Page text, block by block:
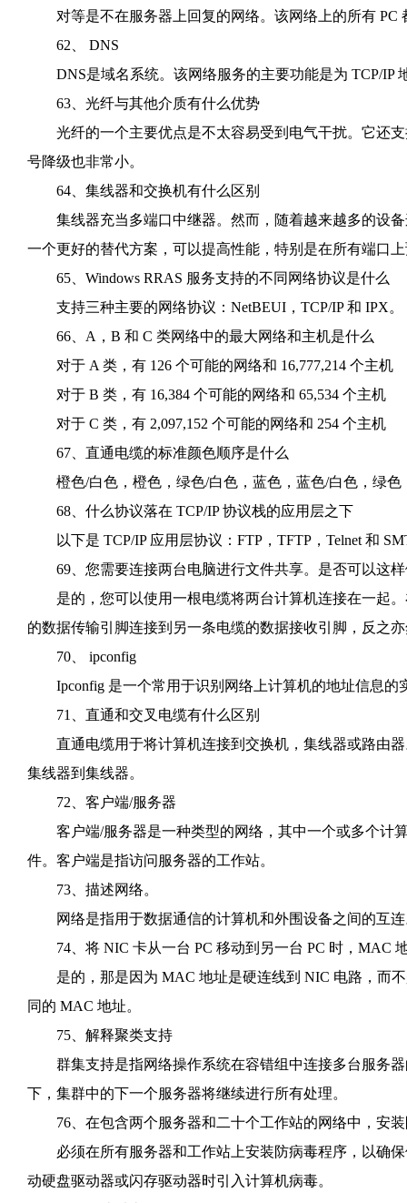
对等是不在服务器上回复的网络。该网络上的所有 PC
62、 DNS
DNS是域名系统。该网络服务的主要功能是为 TCP/IP
63、光纤与其他介质有什么优势
光纤的一个主要优点是不太容易受到电气干扰。它还支
号降级也非常小。
64、集线器和交换机有什么区别
集线器充当多端口中继器。然而，随着越来越多的设备
一个更好的替代方案，可以提高性能，特别是在所有端口
65、Windows RRAS 服务支持的不同网络协议是什么
支持三种主要的网络协议：NetBEUI，TCP/IP 和 IPX。
66、A，B 和 C 类网络中的最大网络和主机是什么
对于 A 类，有 126 个可能的网络和 16,777,214 个主机
对于 B 类，有 16,384 个可能的网络和 65,534 个主机
对于 C 类，有 2,097,152 个可能的网络和 254 个主机
67、直通电缆的标准颜色顺序是什么
橙色/白色，橙色，绿色/白色，蓝色，蓝色/白色，绿色
68、什么协议落在 TCP/IP 协议栈的应用层之下
以下是 TCP/IP 应用层协议：FTP，TFTP，Telnet 和
69、您需要连接两台电脑进行文件共享。是否可以这样
是的，您可以使用一根电缆将两台计算机连接在一起。
的数据传输引脚连接到另一条电缆的数据接收引脚，反之
70、 ipconfig
Ipconfig 是一个常用于识别网络上计算机的地址信息的
71、直通和交叉电缆有什么区别
直通电缆用于将计算机连接到交换机，集线器或路由器
集线器到集线器。
72、客户端/服务器
客户端/服务器是一种类型的网络，其中一个或多个计
件。客户端是指访问服务器的工作站。
73、描述网络。
网络是指用于数据通信的计算机和外围设备之间的互连
74、将 NIC 卡从一台 PC 移动到另一台 PC 时，MAC
是的，那是因为 MAC 地址是硬连线到 NIC 电路，而不
同的 MAC 地址。
75、解释聚类支持
群集支持是指网络操作系统在容错组中连接多台服务器
下，集群中的下一个服务器将继续进行所有处理。
76、在包含两个服务器和二十个工作站的网络中，安装
必须在所有服务器和工作站上安装防病毒程序，以确保
动硬盘驱动器或闪存驱动器时引入计算机病毒。